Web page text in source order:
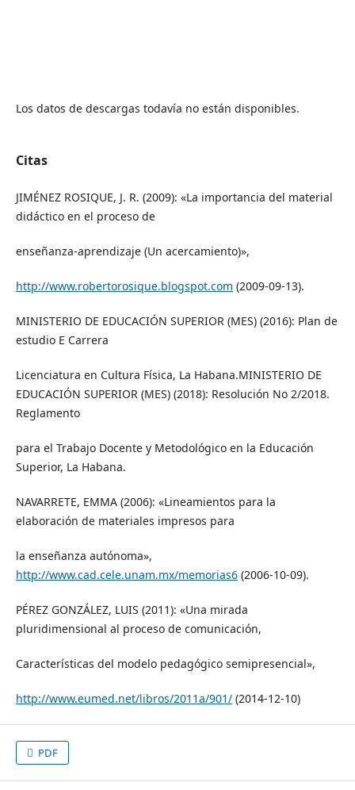
Los datos de descargas todavía no están disponibles.
Citas
JIMÉNEZ ROSIQUE, J. R. (2009): «La importancia del material
didáctico en el proceso de
enseñanza-aprendizaje (Un acercamiento)»,
http://www.robertorosique.blogspot.com (2009-09-13).
MINISTERIO DE EDUCACIÓN SUPERIOR (MES) (2016): Plan de
estudio E Carrera
Licenciatura en Cultura Física, La Habana.MINISTERIO DE
EDUCACIÓN SUPERIOR (MES) (2018): Resolución No 2/2018.
Reglamento
para el Trabajo Docente y Metodológico en la Educación
Superior, La Habana.
NAVARRETE, EMMA (2006): «Lineamientos para la
elaboración de materiales impresos para
la enseñanza autónoma»,
http://www.cad.cele.unam.mx/memorias6(2006-10-09).
PÉREZ GONZÁLEZ, LUIS (2011): «Una mirada
pluridimensional al proceso de comunicación,
Características del modelo pedagógico semipresencial»,
http://www.eumed.net/libros/2011a/901/(2014-12-10)
PDF